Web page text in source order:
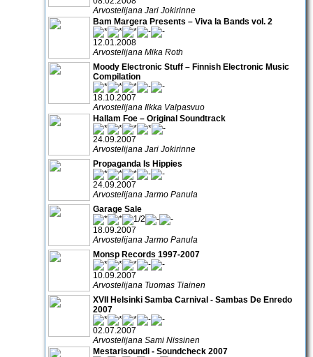
Arvostelijana Jari Jokirinne
Bam Margera Presents – Viva la Bands vol. 2
12.01.2008
Arvostelijana Mika Roth
Moody Electronic Stuff – Finnish Electronic Music
Compilation
18.10.2007
Arvostelijana Ilkka Valpasvuo
Hallam Foe – Original Soundtrack
24.09.2007
Arvostelijana Jari Jokirinne
Propaganda Is Hippies
24.09.2007
Arvostelijana Jarmo Panula
Garage Sale
18.09.2007
Arvostelijana Jarmo Panula
Monsp Records 1997-2007
10.09.2007
Arvostelijana Tuomas Tiainen
XVII Helsinki Samba Carnival - Sambas De Enredo
2007
02.07.2007
Arvostelijana Sami Nissinen
Mestarisoundi - Soundcheck 2007